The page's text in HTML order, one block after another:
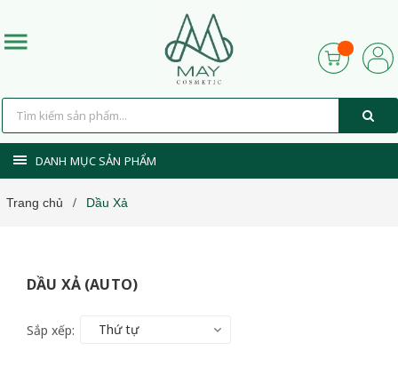
DANH MỤC SẢN PHẨM
Trang chủ / Dầu Xả
DẦU XẢ (AUTO)
Sắp xếp: Thứ tự